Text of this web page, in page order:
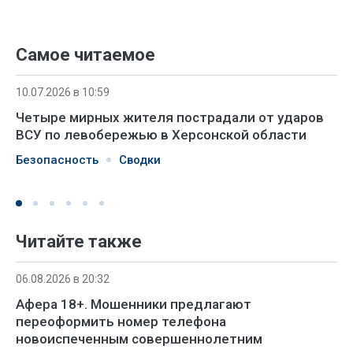
Самое читаемое
10.07.2026 в 10:59
Четыре мирных жителя пострадали от ударов
ВСУ по левобережью в Херсонской области
Безопасность Сводки
Читайте также
06.08.2026 в 20:32
Афера 18+. Мошенники предлагают
переоформить номер телефона
новоиспеченным совершеннолетним